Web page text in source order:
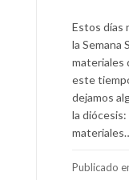
Estos días
la Semana
materiales
este
dejamos
la
Publicado